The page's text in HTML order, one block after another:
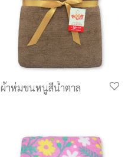
ผ้าห่มขนหนูสีน้ำตาล